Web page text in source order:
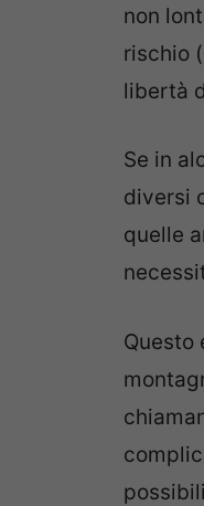
non
rischio
libertà
Se in
diversi
quelle
Questo